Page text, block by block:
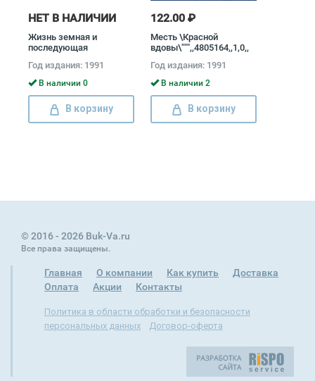
НЕТ В НАЛИЧИИ
Жизнь земная и
последующая
Год издания: 1991
В наличии 0
В корзину
122.00 ₽
Месть \Красной
вдовы\""",,4805164,,1,0,,
Уитмен,,2348502,,1,0,,
Морская прогулка.
Однажды весной в
Италии. Иступленное
лето,1982,5953455,,1,0,,
Н. Ф. Павлов.
Год издания: 1991
В наличии 2
В корзину
© 2016 - 2026 Buk-Va.ru
Все права защищены.
Главная О компании Как купить
Доставка
Оплата
Акции Контакты
Политика в области обработки и безопасности
персональных данных
Договор-оферта